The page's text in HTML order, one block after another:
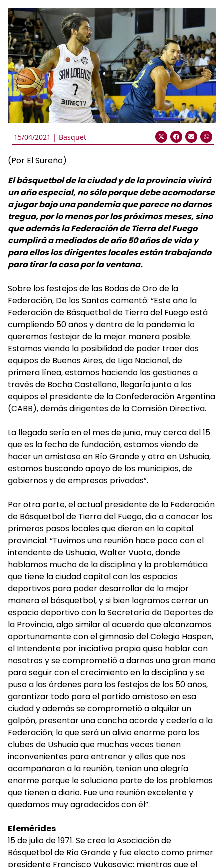
15/04/2021 | Basquet
(Por El Sureño)
El básquetbol de la ciudad y de la provincia vivirá
un año especial, no sólo porque debe acomodarse
a jugar bajo una pandemia que parece no darnos
tregua, por lo menos por los próximos meses, sino
que además la Federación de Tierra del Fuego
cumplirá a mediados de año 50 años de vida y
para ellos los dirigentes locales están trabajando
para tirar la casa por la ventana.
Sobre los festejos de las Bodas de Oro de la
Federación, De los Santos comentó: “Este año la
Federación de Básquetbol de Tierra del Fuego está
cumpliendo 50 años y dentro de la pandemia lo
queremos festejar de la mejor manera posible.
Estamos viendo la posibilidad de poder traer dos
equipos de Buenos Aires, de Liga Nacional, de
primera línea, estamos haciendo las gestiones a
través de Bocha Castellano, llegaría junto a los
equipos el presidente de la Confederación Argentina
(CABB), demás dirigentes de la Comisión Directiva.
La llegada sería en el mes de junio, muy cerca del 15
que es la fecha de fundación, estamos viendo de
hacer un amistoso en Río Grande y otro en Ushuaia,
estamos buscando apoyo de los municipios, de
gobiernos y de empresas privadas”.
Por otra parte, el actual presidente de la Federación
de Básquetbol de Tierra del Fuego, dio a conocer los
primeros pasos locales que dieron en la capital
provincial: “Tuvimos una reunión hace poco con el
intendente de Ushuaia, Walter Vuoto, donde
hablamos mucho de la disciplina y la problemática
que tiene la ciudad capital con los espacios
deportivos para poder desarrollar de la mejor
manera el básquetbol, y si bien logramos cerrar un
espacio deportivo con la Secretaría de Deportes de
la Provincia, algo similar al acuerdo que alcanzamos
oportunamente con el gimnasio del Colegio Haspen,
el Intendente por iniciativa propia quiso hablar con
nosotros y se comprometió a darnos una gran mano
para seguir con el crecimiento en la disciplina y se
puso a las órdenes para los festejos de los 50 años,
garantizar todo para el partido amistoso en esa
ciudad y además se comprometió a alquilar un
galpón, presentar una cancha acorde y cederla a la
Federación; lo que será un alivio enorme para los
clubes de Ushuaia que muchas veces tienen
inconvenientes para entrenar y ellos que nos
acompañaron a la reunión, tenían una alegría
enorme porque le soluciona parte de los problemas
que tienen a diario. Fue una reunión excelente y
quedamos muy agradecidos con él”.
Efemérides
15 de julio de 1971. Se crea la Asociación de
Básquetbol de Río Grande y fue electo como primer